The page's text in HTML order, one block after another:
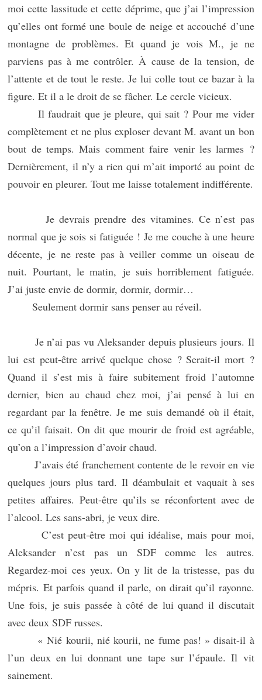
moi cette lassitude et cette déprime, que j’ai l’impression
qu’elles ont formé une boule de neige et accouché d’une
montagne de problèmes. Et quand je vois M., je ne
parviens pas à me contrôler. À cause de la tension, de
l’attente et de tout le reste. Je lui colle tout ce bazar à la
figure. Et il a le droit de se fâcher. Le cercle vicieux.
Il faudrait que je pleure, qui sait ? Pour me vider
complètement et ne plus exploser devant M. avant un bon
bout de temps. Mais comment faire venir les larmes ?
Dernièrement, il n’y a rien qui m’ait importé au point de
pouvoir en pleurer. Tout me laisse totalement indifférente.
Je devrais prendre des vitamines. Ce n’est pas
normal que je sois si fatiguée ! Je me couche à une heure
décente, je ne reste pas à veiller comme un oiseau de
nuit. Pourtant, le matin, je suis horriblement fatiguée.
J’ai juste envie de dormir, dormir, dormir…
Seulement dormir sans penser au réveil.
Je n’ai pas vu Aleksander depuis plusieurs jours. Il
lui est peut-être arrivé quelque chose ? Serait-il mort ?
Quand il s’est mis à faire subitement froid l’automne
dernier, bien au chaud chez moi, j’ai pensé à lui en
regardant par la fenêtre. Je me suis demandé où il était,
ce qu’il faisait. On dit que mourir de froid est agréable,
qu’on a l’impression d’avoir chaud.
J’avais été franchement contente de le revoir en vie
quelques jours plus tard. Il déambulait et vaquait à ses
petites affaires. Peut-être qu’ils se réconfortent avec de
l’alcool. Les sans-abri, je veux dire.
C’est peut-être moi qui idéalise, mais pour moi,
Aleksander n’est pas un SDF comme les autres.
Regardez-moi ces yeux. On y lit de la tristesse, pas du
mépris. Et parfois quand il parle, on dirait qu’il rayonne.
Une fois, je suis passée à côté de lui quand il discutait
avec deux SDF russes.
« Nié kourii, nié kourii, ne fume pas! » disait-il à
l’un deux en lui donnant une tape sur l’épaule. Il vit
sainement.